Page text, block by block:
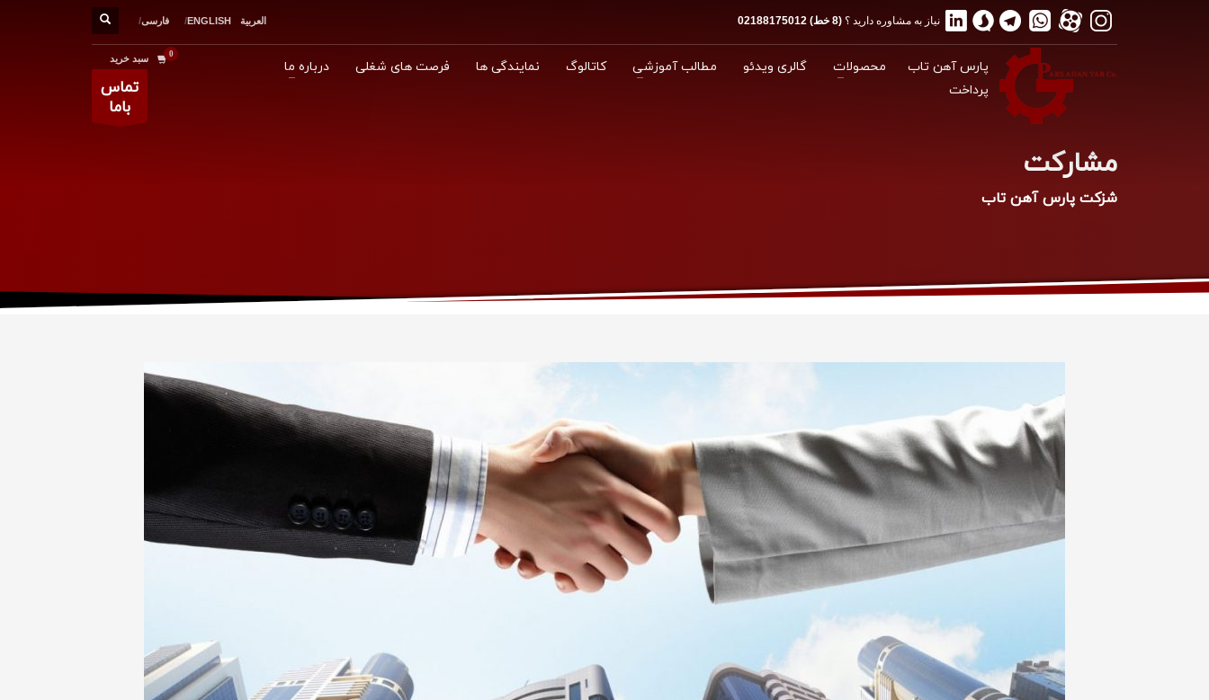
نیاز به مشاوره دارید ؟ (8 خط) 02188175012 فارسی ENGLISH العربية
پارس آهن تاب محصولات گالری ویدئو مطالب آموزشی کاتالوگ نمایندگی ها فرصت های شغلی
درباره ما
پرداخت
سبد خرید
تماس
باما
مشارکت
شزکت پارس آهن تاب